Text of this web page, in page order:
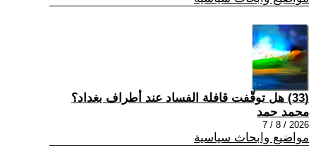
(33) هل توقّفت قافلة الفساد عند أطراف بغداد؟
محمد حمد
2026 / 8 / 7
مواضيع وابحاث سياسية